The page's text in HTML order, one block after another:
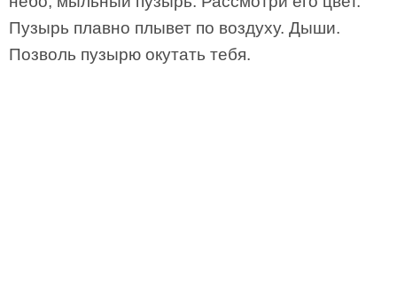
Пузырь плавно плывет по воздуху. Дыши.
Позволь пузырю окутать тебя.